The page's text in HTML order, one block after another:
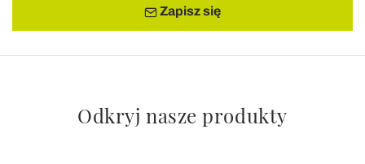
Zapisz się
Odkryj nasze produkty